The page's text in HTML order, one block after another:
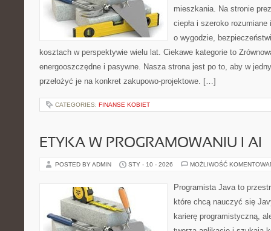
mieszkania. Na stronie
ciepła i szeroko
o wygodzie,
kosztach w perspektywie wielu lat. Ciekawe kategorie to
energooszczędne i pasywne. Nasza strona jest po to, aby w
przełożyć je na konkret zakupowo-projektowe. […]
CATEGORIES: FINANSE KOBIET
ETYKA W PROGRAMOWANIU I AI
POSTED BY ADMIN STY - 10 - 2026 MOŻLIWOŚĆ
Programista Java to
które chcą nauczyć się
karierę programistyczną,